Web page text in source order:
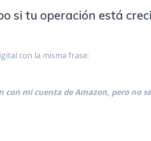
si tu operación está
con la misma frase:
con mi cuenta de Amazon, pero no